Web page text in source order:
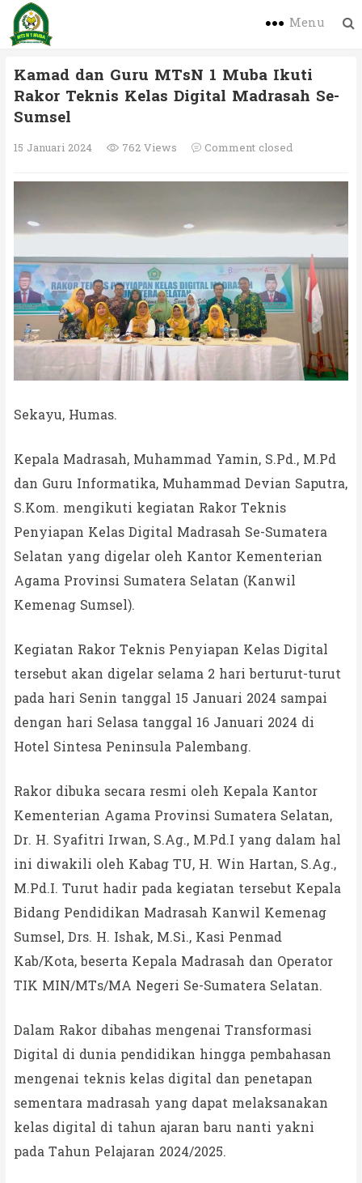
Menu
Kamad dan Guru MTsN 1 Muba Ikuti
Rakor Teknis Kelas Digital Madrasah Se-
Sumsel
15 Januari 2024 762 Views Comment closed
Sekayu, Humas.
Kepala Madrasah, Muhammad Yamin, S.Pd., M.Pd
dan Guru Informatika, Muhammad Devian Saputra,
S.Kom. mengikuti kegiatan Rakor Teknis
Penyiapan Kelas Digital Madrasah Se-Sumatera
Selatan yang digelar oleh Kantor Kementerian
Agama Provinsi Sumatera Selatan (Kanwil
Kemenag Sumsel).
Kegiatan Rakor Teknis Penyiapan Kelas Digital
tersebut akan digelar selama 2 hari berturut-turut
pada hari Senin tanggal 15 Januari 2024 sampai
dengan hari Selasa tanggal 16 Januari 2024 di
Hotel Sintesa Peninsula Palembang.
Rakor dibuka secara resmi oleh Kepala Kantor
Kementerian Agama Provinsi Sumatera Selatan,
Dr. H. Syafitri Irwan, S.Ag., M.Pd.I yang dalam hal
ini diwakili oleh Kabag TU, H. Win Hartan, S.Ag.,
M.Pd.I. Turut hadir pada kegiatan tersebut Kepala
Bidang Pendidikan Madrasah Kanwil Kemenag
Sumsel, Drs. H. Ishak, M.Si., Kasi Penmad
Kab/Kota, beserta Kepala Madrasah dan Operator
TIK MIN/MTs/MA Negeri Se-Sumatera Selatan.
Dalam Rakor dibahas mengenai Transformasi
Digital di dunia pendidikan hingga pembahasan
mengenai teknis kelas digital dan penetapan
sementara madrasah yang dapat melaksanakan
kelas digital di tahun ajaran baru nanti yakni
pada Tahun Pelajaran 2024/2025.